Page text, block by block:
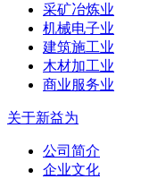
采矿冶炼业
机械电子业
建筑施工业
木材加工业
商业服务业
关于新益为
公司简介
企业文化